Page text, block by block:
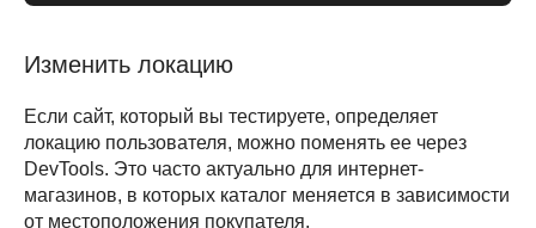
Изменить локацию
Если сайт, который вы тестируете, определяет
локацию пользователя, можно поменять ее через
DevTools. Это часто актуально для интернет-
магазинов, в которых каталог меняется в зависимости
от местоположения покупателя.